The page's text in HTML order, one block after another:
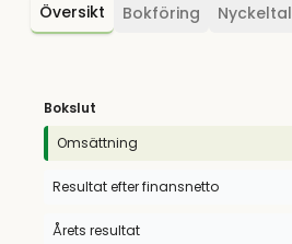
Översikt Bokföring Nyckeltal
Bokslut
Omsättning
Resultat efter finansnetto
Årets resultat